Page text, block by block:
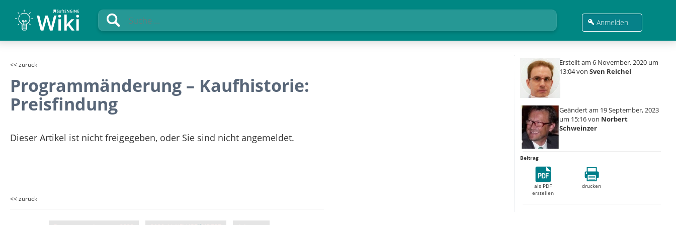
Anmelden
<< zurück
Programmänderung – Kaufhistorie:
Preisfindung
Dieser Artikel ist nicht freigegeben, oder Sie sind nicht angemeldet.
<< zurück
Erstellt am 6 November, 2020 um
13:04 vonSven Reichel
Geändert am 19 September, 2023
um 15:16 von Norbert
Schweinzer
Beitrag
als PDF
erstellen
drucken